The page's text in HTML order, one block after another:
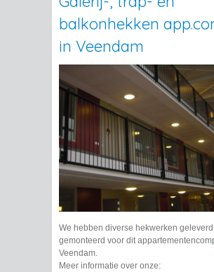
balkonhekken
in Veendam
We hebben diverse hekwerken
gemonteerd voor dit
Veendam.
Meer informatie over onze: